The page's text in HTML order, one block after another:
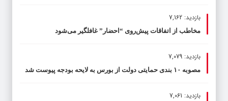
بازدید: 7,162
مخاطب از اتفاقات پیش‌روی “احضار” غافلگیر می‌شود
بازدید: 7,079
مصوبه ۱۰ بندی حمایتی دولت از بورس به لایحه بودجه پیوست شد
بازدید: 7,061